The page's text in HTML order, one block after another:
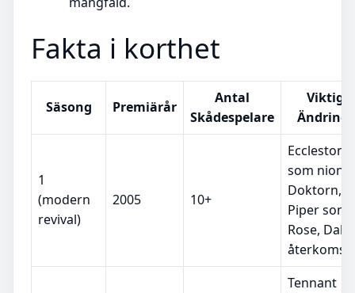
Fakta i korthet
Säsong Premiärår
Antal
Skådespelare
Viktiga
1
(modern
revival)
2005 10+
Eccleston
som
Doktorn,
Piper som
Rose,
återkomst
Tennant